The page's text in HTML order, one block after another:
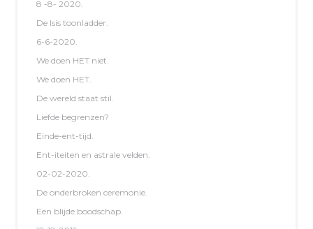
8 -8- 2020.
De Isis toonladder.
6-6-2020.
We doen HET niet.
We doen HET.
De wereld staat stil.
Liefde begrenzen?
Einde-ent-tijd.
Ent-iteiten en astrale velden.
02-02-2020.
De onderbroken ceremonie.
Een blijde boodschap.